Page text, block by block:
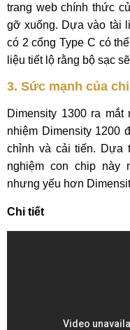
trang web chính thức
gỡ xuống. Dựa vào tài
có 2 cổng Type C có
liệu tiết lộ rằng bộ sạc
3. Sức mạnh của
Dimensity 1300 ra
nhiệm Dimensity 1200
chỉnh và cải tiến. Dựa
nghiệm con chip này
nhưng yếu hơn
Chi tiết